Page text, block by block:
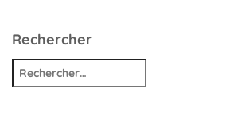
Rechercher
e